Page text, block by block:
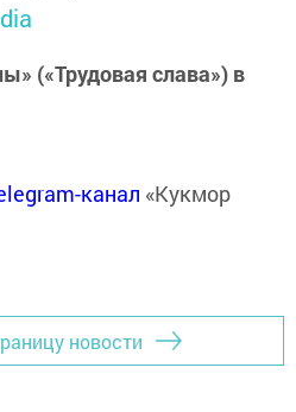
(«Трудовая слава») в
канал «Кукмор
новости